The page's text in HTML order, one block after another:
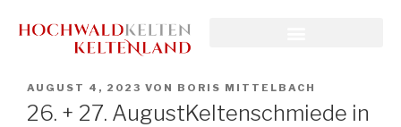
AUGUST 4, 2023 VON BORIS MITTELBACH
26. + 27. AugustKeltenschmiede in